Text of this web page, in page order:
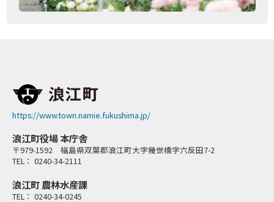
https://www.town.namie.fukushima.jp/
浪江町役場 本庁舎
〒979-1592 福島県双葉郡浪江町大字幾世橋字六反田7-2
TEL： 0240-34-2111
浪江町 農林水産課
TEL： 0240-34-0245